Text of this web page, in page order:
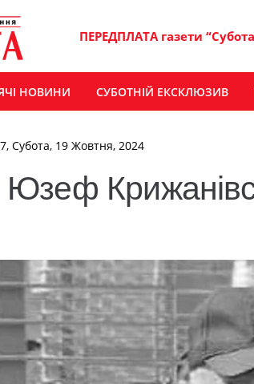
ПЕРЕДПЛАТА газети
НОВИНИ СУБОТНІЙ ЕКСКЛЮЗИВ
Субота, 19 Жовтня, 2024